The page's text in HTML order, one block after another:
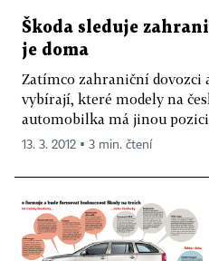
Škoda sleduje
je doma
Zatímco zahraniční dovozci
vybírají, které modely na
automobilka má jinou
13. 3. 2012 ▪ 3 min. čtení